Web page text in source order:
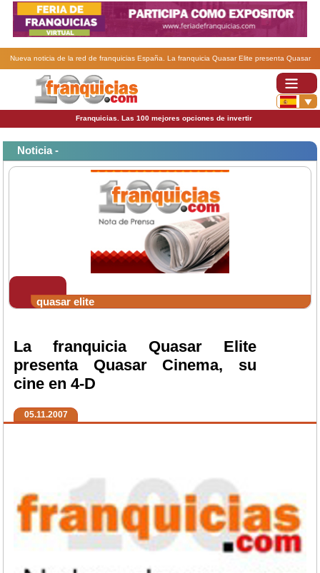
Nueva noticia de la red de franquicias España. La franquicia Quasar Elite presenta Quasar
Franquicias. Las 100 mejores opciones de invertir
Noticia -
quasar elite
La franquicia Quasar Elite
presenta Quasar Cinema, su
cine en 4-D
05.11.2007